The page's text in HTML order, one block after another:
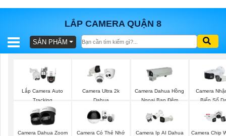
LẮP CAMERA QUẬN 8
BÁO
TRỌN
SẢN
SẢN PHẨM
Lắp Camera Auto
Tracking
Camera Ultra 2k
Dahua
Camera Dahua Hồng
Ngoại Ban Đêm
Camera
Biển Số
Camera Dahua Zoom
Camera Có Thẻ Nhớ
Camera Ip AI Dahua Camera Chip